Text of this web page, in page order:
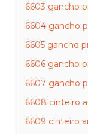
6603 gancho
6604 gancho
6605 gancho
6606 gancho
6607 gancho
6608 cinteiro
6609 cinteiro